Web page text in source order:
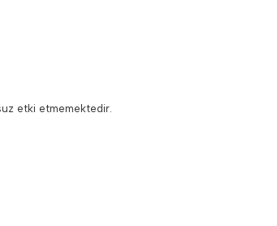
etki etmemektedir.